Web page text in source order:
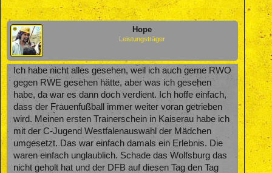
Hope
Leistungsträger
Ich habe nicht alles gesehen, weil ich auch gerne RWO
gegen RWE gesehen hätte, aber was ich gesehen
habe, da war es dann doch verdient. Ich hoffe einfach,
dass der Frauenfußball immer weiter voran getrieben
wird. Meinen ersten Trainerschein in Kaiserau habe ich
mit der C-Jugend Westfalenauswahl der Mädchen
umgesetzt. Das war einfach damals ein Erlebnis. Die
waren einfach unglaublich. Schade das Wolfsburg das
nicht geholt hat und der DFB auf diesen Tag den Tag